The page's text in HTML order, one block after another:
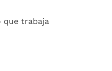
que trabaja